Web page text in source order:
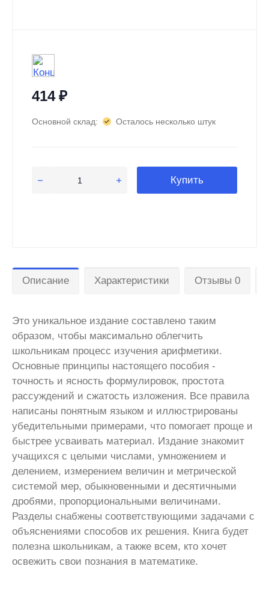
414₽
Основной склад: Осталось несколько штук
Купить
Описание Характеристики Отзывы 0
Это уникальное издание составлено таким
образом, чтобы максимально облегчить
школьникам процесс изучения арифметики.
Основные принципы настоящего пособия -
точность и ясность формулировок, простота
рассуждений и сжатость изложения. Все правила
написаны понятным языком и иллюстрированы
убедительными примерами, что помогает проще и
быстрее усваивать материал. Издание знакомит
учащихся с целыми числами, умножением и
делением, измерением величин и метрической
системой мер, обыкновенными и десятичными
дробями, пропорциональными величинами.
Разделы снабжены соответствующими задачами с
объяснениями способов их решения. Книга будет
полезна школьникам, а также всем, кто хочет
освежить свои познания в математике.